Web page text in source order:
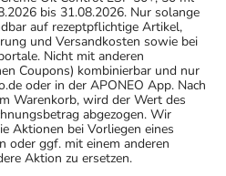
bis 31.08.2026. Nur solange
auf rezeptpflichtige Artikel,
und Versandkosten sowie bei
Nicht mit anderen
Coupons) kombinierbar und nur
oder in der APONEO App. Nach
Warenkorb, wird der Wert des
abgezogen. Wir
Aktionen bei Vorliegen eines
oder ggf. mit einem anderen
Aktion zu ersetzen.